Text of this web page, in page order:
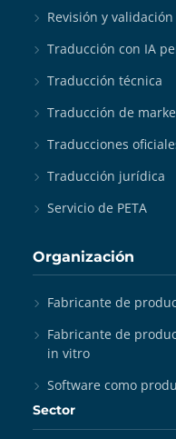
Revisión y
Traducción con IA
Traducción técnica
Traducción de
Traducciones
Traducción jurídica
Servicio de PETA
Organización
Fabricante de
Fabricante de
in vitro
Software como
Sector